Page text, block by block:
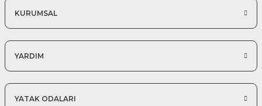
KURUMSAL
YARDIM
YATAK ODALARI